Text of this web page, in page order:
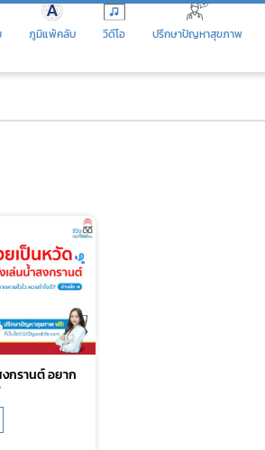
ภูมิแพ้คลับ วีดีโอ ปรึกษาปัญหาสุขภาพ
กรานต์ อยาก